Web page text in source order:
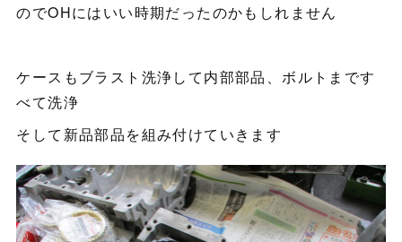
のでOHにはいい時期だったのかもしれません
ケースもブラスト洗浄して内部部品、ボルトまです
べて洗浄
そして新品部品を組み付けていきます